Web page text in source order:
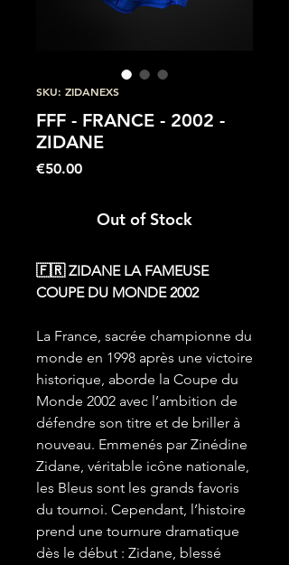
SKU: ZIDANEXS
FFF - FRANCE - 2002 -
ZIDANE
€50.00Price
Out of Stock
🇫🇷 ZIDANE LA FAMEUSE
COUPE DU MONDE 2002
La France, sacrée championne du
monde en 1998 après une victoire
historique, aborde la Coupe du
Monde 2002 avec l’ambition de
défendre son titre et de briller à
nouveau. Emmenés par Zinédine
Zidane, véritable icône nationale,
les Bleus sont les grands favoris
du tournoi. Cependant, l’histoire
prend une tournure dramatique
dès le début : Zidane, blessé